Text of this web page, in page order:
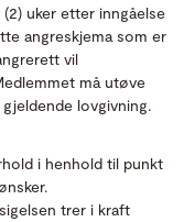
uker etter inngåelse
angreskjema som er
vil
må utøve
lovgivning.
i henhold til punkt
trer i kraft